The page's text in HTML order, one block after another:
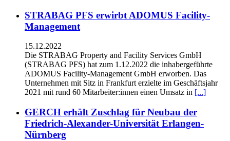
STRABAG PFS erwirbt ADOMUS Facility-
Management
15.12.2022
Die STRABAG Property and Facility Services GmbH
(STRABAG PFS) hat zum 1.12.2022 die inhabergeführte
ADOMUS Facility-Management GmbH erworben. Das
Unternehmen mit Sitz in Frankfurt erzielte im Geschäftsjahr
2021 mit rund 60 Mitarbeiter:innen einen Umsatz in [...]
GERCH erhält Zuschlag für Neubau der
Friedrich-Alexander-Universität Erlangen-
Nürnberg